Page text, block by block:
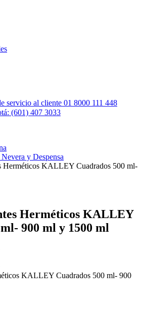
servicio al cliente 01 8000 111 448
(601) 407 3033
y Despensa
Herméticos KALLEY Cuadrados 500 ml-
Herméticos KALLEY
900 ml y 1500 ml
veces para ampliar
KALLEY Cuadrados 500 ml- 900